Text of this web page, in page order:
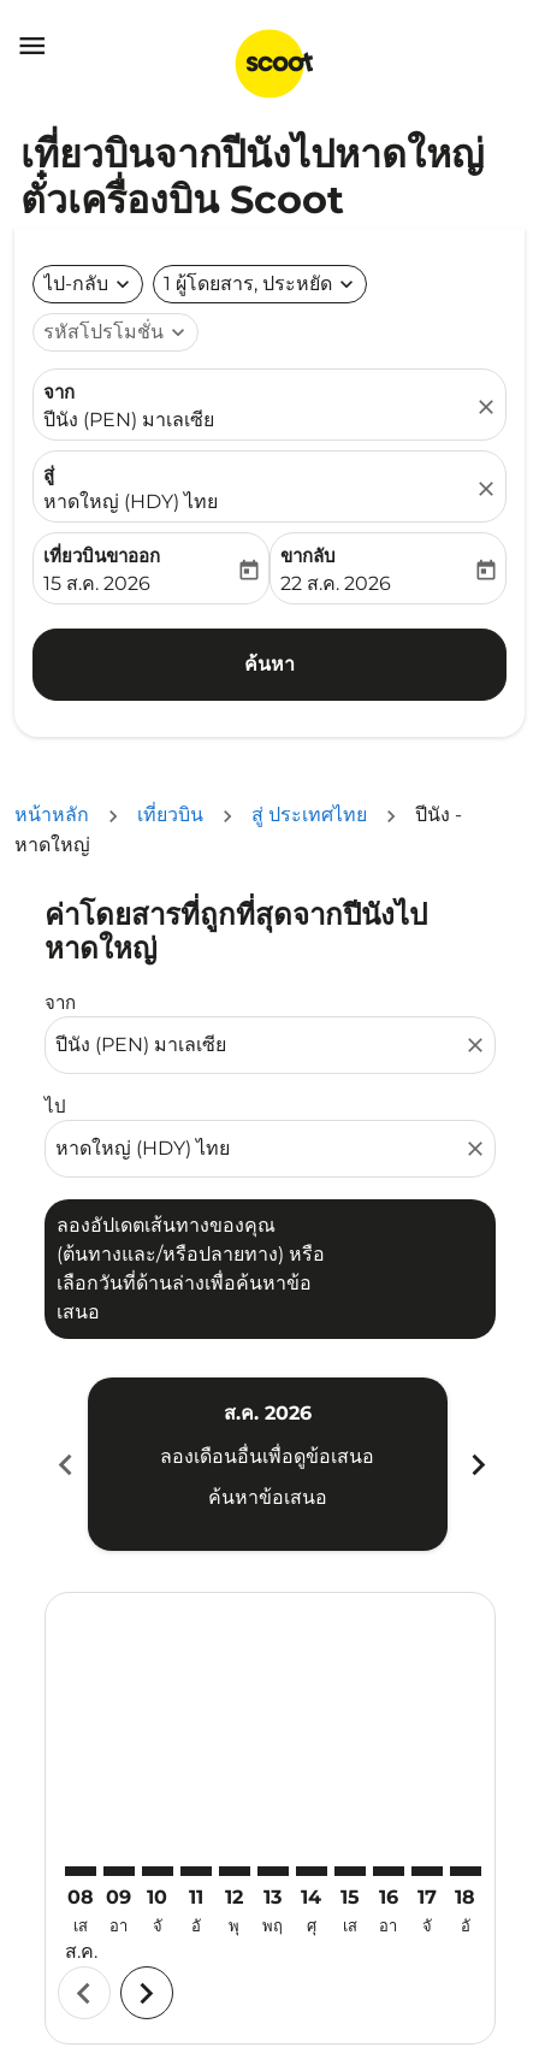

เที่ยวบินจากปีนังไปหาดใหญ่
ตั๋วเครื่องบิน Scoot
ไป-กลับ expand_more 1 ผู้โดยสาร, ประหยัด expand_more
รหัสโปรโมชั่น expand_more
จาก
ปีนัง (PEN) มาเลเซีย
close
สู่
หาดใหญ่ (HDY) ไทย
close
เที่ยวบินขาออก
fc-booking-departure-date-aria-label
15 ส.ค. 2026
today
ขากลับ
fc-booking-return-date-
22 ส.ค. 2026
today
ค้นหา
หน้าหลัก เที่ยวบิน สู่ ประเทศไทย
ปีนัง -
หาดใหญ่
ค่าโดยสารที่ถูกที่สุดจากปีนังไป
หาดใหญ่
จาก
close
ไป
close
ลองอัปเดตเส้นทางของคุณ
(ต้นทางและ/หรือปลายทาง) หรือ
เลือกวันที่ด้านล่างเพื่อค้นหาข้อ
เสนอ
ลองอัปเดตเส้นทางของคุณ (ต้นทางและ/หรือปลายทาง) หรื
chevron_left
ส.ค. 2026
ลองเดือนอื่นเพื่อดูข้อเสนอ
ค้นหาข้อเสนอ
chevron_right
08
เส
ส.ค.
09
อา
10
จั
11
อั
12
พุ
13
พฤ
14
ศุ
15
เส
16
อา
17
จั
18
อั
chevron_left chevron_right